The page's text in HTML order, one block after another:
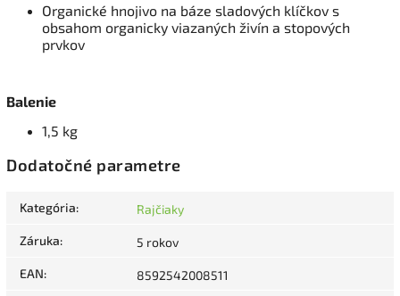
Organické hnojivo na báze sladových klíčkov s
obsahom organicky viazaných živín a stopových
prvkov
Balenie
1,5 kg
Dodatočné parametre
Kategória: Rajčiaky
Záruka: 5 rokov
EAN: 8592542008511